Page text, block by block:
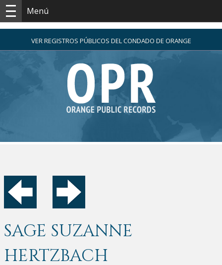
Menú
VER REGISTROS PÚBLICOS DEL CONDADO DE ORANGE
SAGE SUZANNE
HERTZBACH